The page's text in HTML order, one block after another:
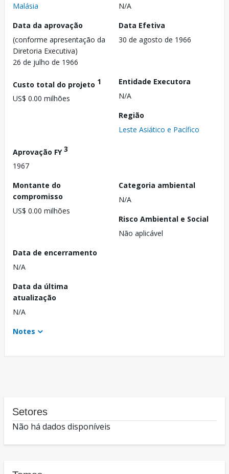
Malásia
N/A
Data da aprovação
(conforme apresentação da
Diretoria Executiva)
26 de julho de 1966
Data Efetiva
30 de agosto de 1966
Custo total do projeto 1
US$ 0.00 milhões
Entidade Executora
N/A
Região
Leste Asiático e Pacífico
Aprovação FY3
1967
Montante do
compromisso
US$ 0.00 milhões
Categoria ambiental
N/A
Risco Ambiental e Social
Não aplicável
Data de encerramento
N/A
Data da última
atualização
N/A
Notes
Setores
Não há dados disponíveis